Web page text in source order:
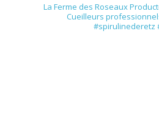
La Ferme des Roseaux
Cueilleurs
#spirulinederetz